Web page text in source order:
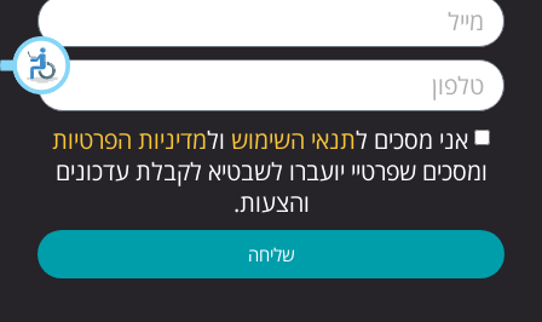
אני מסכים לתנאי השימוש ולמדיניות הפרטיות
ומסכים שפרטיי יועברו לשבטיא לקבלת עדכונים
והצעות.
שליחה